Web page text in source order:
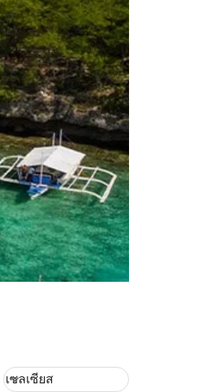
Weather unit option เซลเซียส
เซลเซียส
keyboard_arrow_down